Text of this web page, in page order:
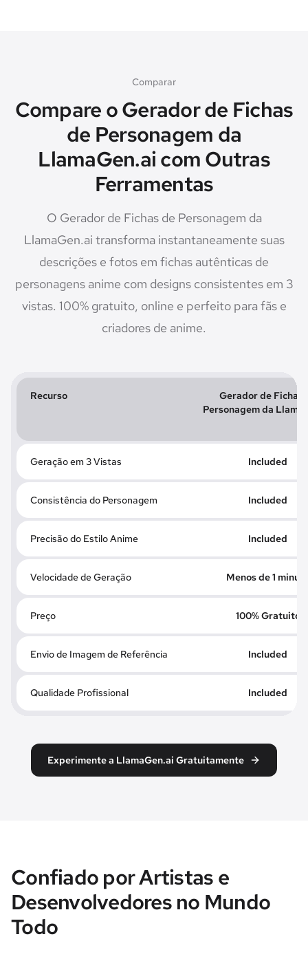
Comparar
Compare o Gerador de Fichas
de Personagem da
LlamaGen.ai com Outras
Ferramentas
O Gerador de Fichas de Personagem da
LlamaGen.ai transforma instantaneamente suas
descrições e fotos em fichas autênticas de
personagens anime com designs consistentes em 3
vistas. 100% gratuito, online e perfeito para fãs e
criadores de anime.
Recurso
Gerador de Fichas
Personagem da
Geração em 3 Vistas Included
Consistência do Personagem Included
Precisão do Estilo Anime Included
Velocidade de Geração Menos de 1
Preço 100% Gratuito
Envio de Imagem de Referência Included
Qualidade Profissional Included
Experimente a LlamaGen.ai Gratuitamente
Confiado por Artistas e
Desenvolvedores no Mundo
Todo